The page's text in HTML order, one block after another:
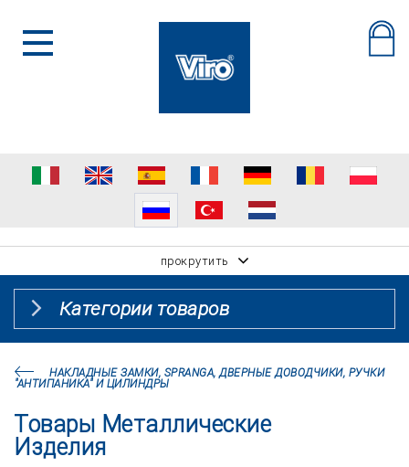
прокрутить
Категории товаров
НАКЛАДНЫЕ ЗАМКИ, SPRANGA, ДВЕРНЫЕ ДОВОДЧИКИ, РУЧКИ
"АНТИПАНИКА" И ЦИЛИНДРЫ
Товары Металлические
Изделия